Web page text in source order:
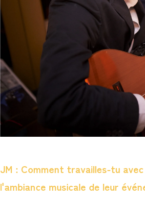
JM : Comment travailles-tu
l'ambiance musicale de leur